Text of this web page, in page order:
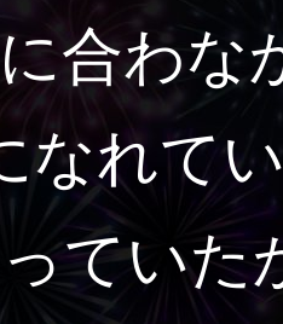
合わな
なれて
てい